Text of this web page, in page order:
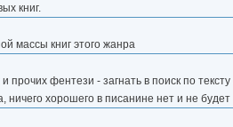
книг.
массы книг этого жанра
фентези - загнать в поиск по
ничего хорошего в писанине нет и не будет